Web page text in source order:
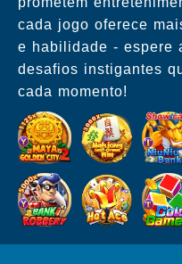
cada jogo oferece
e habilidade - espere
desafios instigantes
cada momento!